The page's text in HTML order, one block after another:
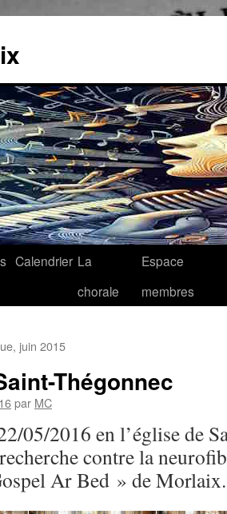
Calendrier La
chorale
Espace
membres
juin 2015
Thégonnec
par MC
05/2016 en l’église de
contre la
Ar Bed » de Morlaix.